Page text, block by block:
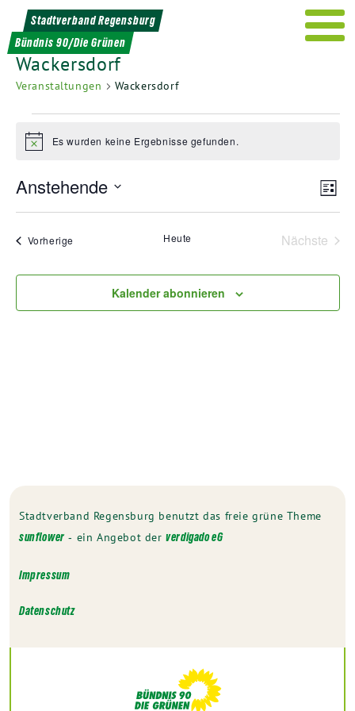
Weiter
zum
Inhalt
Stadtverband Regensburg
Bündnis 90/Die Grünen
Wackersdorf
Veranstaltungen Wackersdorf
Veranstaltungen
HinweisEs wurden keine Ergebnisse gefunden.
Liste
Anstehende
Datum
Vorherige Heute
Nächste
Kalender abonnieren
Stadtverband Regensburg benutzt das freie grüne Theme
sunflower‐ ein Angebot derverdigado eG
Impressum
Datenschutz